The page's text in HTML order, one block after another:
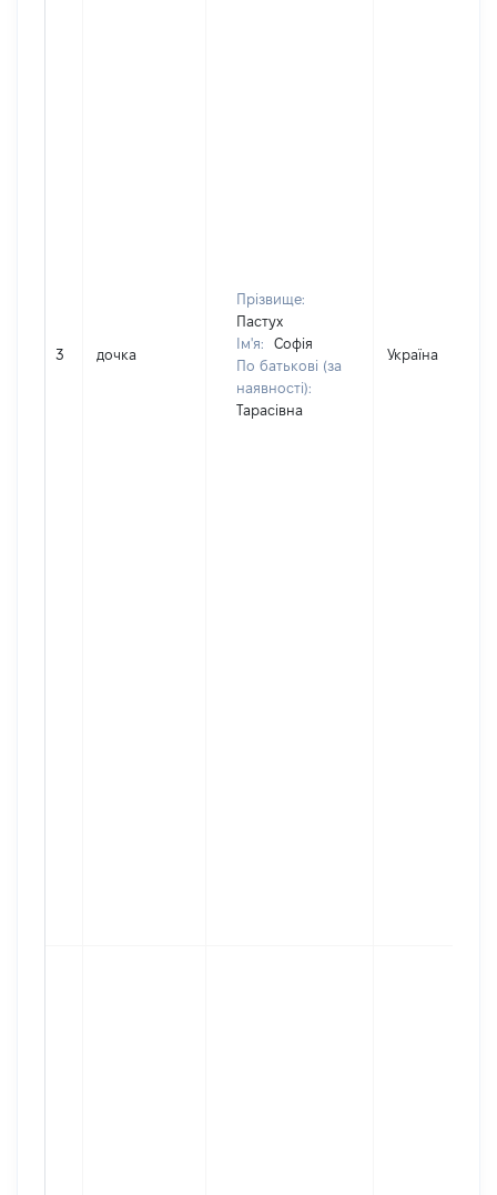
3 дочка
Прізвище:
Пастух
Ім'я:
Софія
По батькові (за
наявності):
Тарасівна
Україна